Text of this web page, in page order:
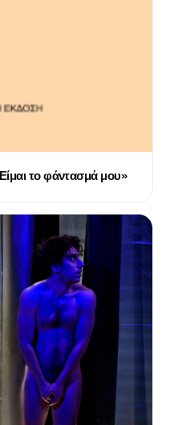
το φάντασμά μου»